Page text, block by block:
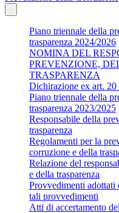
Piano triennale della
trasparenza 2024/2026
NOMINA DEL
PREVENZIONE,
TRASPARENZA
Dichirazione ex art.
Piano triennale della
trasparenza 2023/2025
Responsabile della
trasparenza
Regolamenti per la
corruzione e della
Relazione del
e della trasparenza
Provvedimenti
tali provvedimenti
Atti di accertamento